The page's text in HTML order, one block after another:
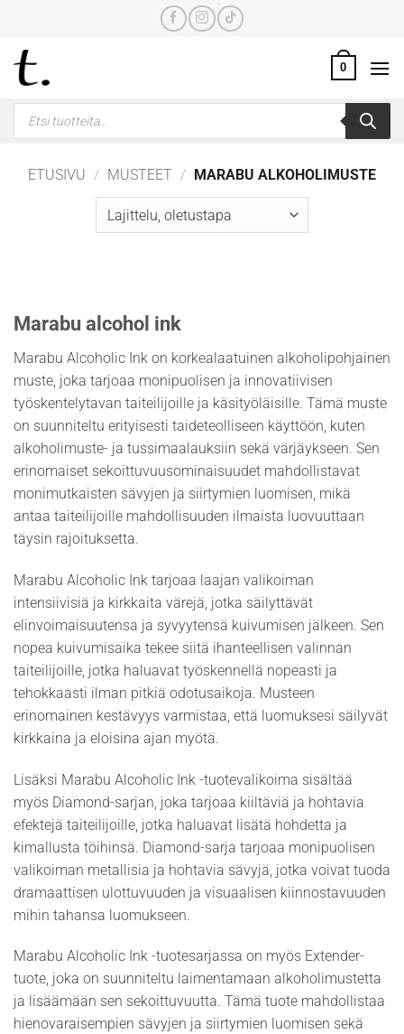
content
0
Products
search
ETUSIVU / MUSTEET / MARABU ALKOHOLIMUSTE
Marabu alcohol ink
Marabu Alcoholic Ink on korkealaatuinen alkoholipohjainen
muste, joka tarjoaa monipuolisen ja innovatiivisen
työskentelytavan taiteilijoille ja käsityöläisille. Tämä muste
on suunniteltu erityisesti taideteolliseen käyttöön, kuten
alkoholimuste- ja tussimaalauksiin sekä värjäykseen. Sen
erinomaiset sekoittuvuusominaisuudet mahdollistavat
monimutkaisten sävyjen ja siirtymien luomisen, mikä
antaa taiteilijoille mahdollisuuden ilmaista luovuuttaan
täysin rajoituksetta.
Marabu Alcoholic Ink tarjoaa laajan valikoiman
intensiivisiä ja kirkkaita värejä, jotka säilyttävät
elinvoimaisuutensa ja syvyytensä kuivumisen jälkeen. Sen
nopea kuivumisaika tekee siitä ihanteellisen valinnan
taiteilijoille, jotka haluavat työskennellä nopeasti ja
tehokkaasti ilman pitkiä odotusaikoja. Musteen
erinomainen kestävyys varmistaa, että luomuksesi säilyvät
kirkkaina ja eloisina ajan myötä.
Lisäksi Marabu Alcoholic Ink -tuotevalikoima sisältää
myös Diamond-sarjan, joka tarjoaa kiiltäviä ja hohtavia
efektejä taiteilijoille, jotka haluavat lisätä hohdetta ja
kimallusta töihinsä. Diamond-sarja tarjoaa monipuolisen
valikoiman metallisia ja hohtavia sävyjä, jotka voivat tuoda
dramaattisen ulottuvuuden ja visuaalisen kiinnostavuuden
mihin tahansa luomukseen.
Marabu Alcoholic Ink -tuotesarjassa on myös Extender-
tuote, joka on suunniteltu laimentamaan alkoholimustetta
ja lisäämään sen sekoittuvuutta. Tämä tuote mahdollistaa
hienovaraisempien sävyjen ja siirtymien luomisen sekä